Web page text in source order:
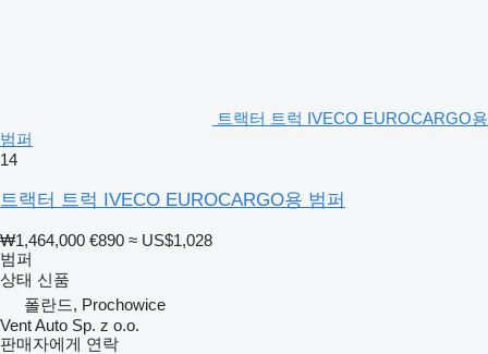
트랙터 트럭 IVECO EUROCARGO용
범퍼
14
트랙터 트럭 IVECO EUROCARGO용 범퍼
₩1,464,000 €890 ≈ US$1,028
범퍼
상태 신품
폴란드, Prochowice
Vent Auto Sp. z o.o.
판매자에게 연락